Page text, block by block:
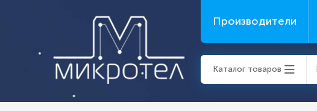
Производители
Каталог товаров